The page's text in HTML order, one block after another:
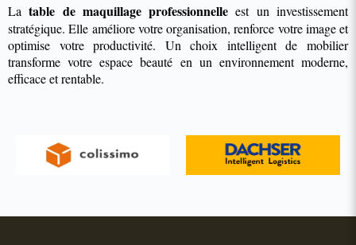
Latable de maquillage professionnelle est un investissement
stratégique. Elle améliore votre organisation, renforce votre image et
optimise votre productivité. Un choix intelligent de mobilier
transforme votre espace beauté en un environnement moderne,
efficace et rentable.